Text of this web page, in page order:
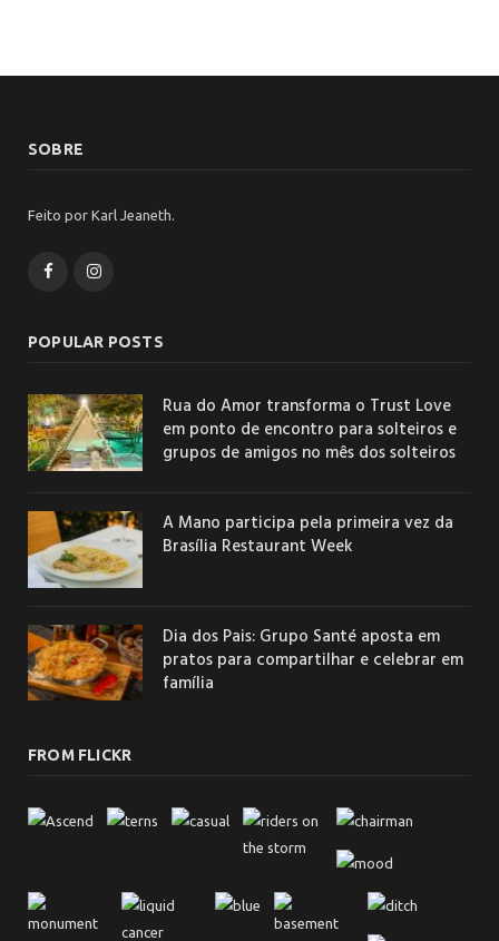
SOBRE
Feito por Karl Jeaneth.
FacebookInstagram
POPULAR POSTS
Rua do Amor transforma o Trust Love
em ponto de encontro para solteiros e
grupos de amigos no mês dos solteiros
A Mano participa pela primeira vez da
Brasília Restaurant Week
Dia dos Pais: Grupo Santé aposta em
pratos para compartilhar e celebrar em
família
FROM FLICKR